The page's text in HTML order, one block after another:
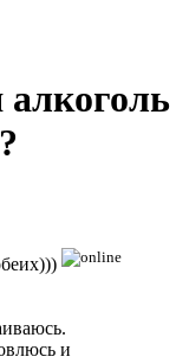
алкоголь
и